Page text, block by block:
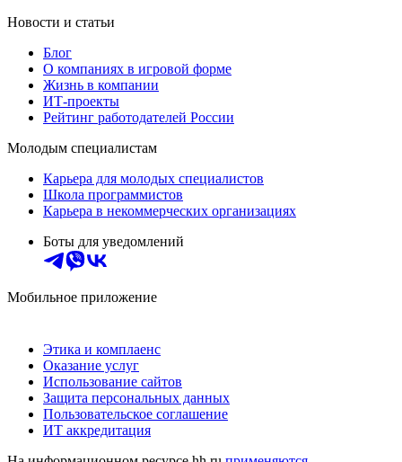
Новости и статьи
Блог
О компаниях в игровой форме
Жизнь в компании
ИТ-проекты
Рейтинг работодателей России
Молодым специалистам
Карьера для молодых специалистов
Школа программистов
Карьера в некоммерческих организациях
Боты для уведомлений
Мобильное приложение
Этика и комплаенс
Оказание услуг
Использование сайтов
Защита персональных данных
Пользовательское соглашение
ИТ аккредитация